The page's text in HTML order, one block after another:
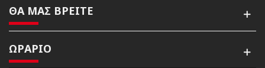
ΘΑ ΜΑΣ ΒΡΕΙΤΕ
ΩΡΑΡΙΟ